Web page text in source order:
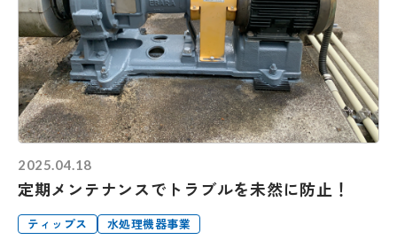
2025.04.18
定期メンテナンスでトラブルを未然に防止！
ティップス 水処理機器事業